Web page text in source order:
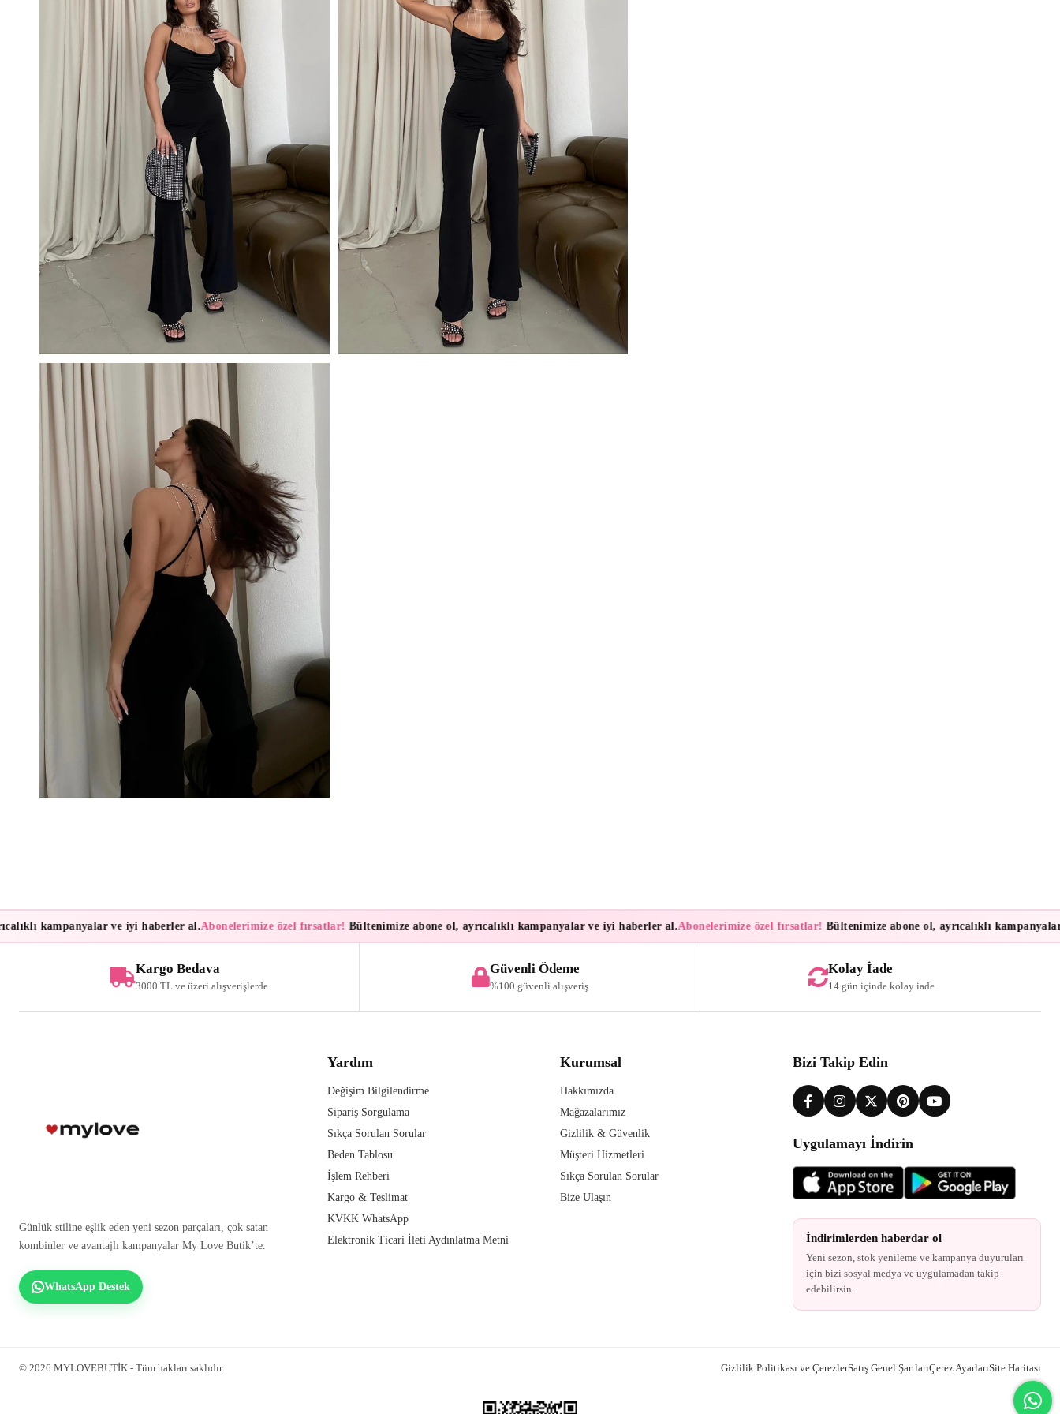
kampanyalar ve iyi haberler al.Abonelerimize özel fırsatlar!Bültenimize abone ol, ayrıcalıklı kampanyalar ve iyi haberler al.Abonelerimize özel fırsatlar!Bültenimize abone ol, ayrıcalıklı kampanyalar
Kargo Bedava
3000 TL ve üzeri alışverişlerde
Güvenli Ödeme
%100 güvenli alışveriş
Kolay İade
14 gün içinde kolay iade
Günlük stiline eşlik eden yeni sezon parçaları, çok satan
kombinler ve avantajlı kampanyalar My Love Butik’te.
WhatsApp Destek
Yardım
Değişim Bilgilendirme
Sipariş Sorgulama
Sıkça Sorulan Sorular
Beden Tablosu
İşlem Rehberi
Kargo & Teslimat
KVKK WhatsApp
Elektronik Ticari İleti Aydınlatma Metni
Kurumsal
Hakkımızda
Mağazalarımız
Gizlilik & Güvenlik
Müşteri Hizmetleri
Sıkça Sorulan Sorular
Bize Ulaşın
Bizi Takip Edin
Uygulamayı İndirin
İndirimlerden haberdar ol
Yeni sezon, stok yenileme ve kampanya duyuruları
için bizi sosyal medya ve uygulamadan takip
edebilirsin.
© 2026 MYLOVEBUTİK - Tüm hakları saklıdır. Gizlilik Politikası ve ÇerezlerSatış Genel ŞartlarıÇerez AyarlarıSite Haritası